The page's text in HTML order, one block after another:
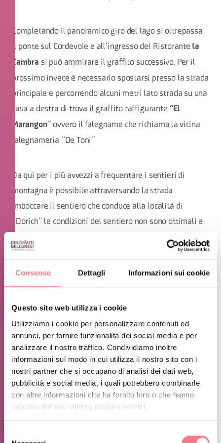
Consenso Dettagli Informazioni sui cookie
Questo sito web utilizza i cookie
Utilizziamo i cookie per personalizzare contenuti ed
annunci, per fornire funzionalità dei social media e per
analizzare il nostro traffico. Condividiamo inoltre
informazioni sul modo in cui utilizza il nostro sito con i
nostri partner che si occupano di analisi dei dati web,
pubblicità e social media, i quali potrebbero combinarle
con altre informazioni che ha fornito loro o che hanno
raccolto dal suo utilizzo dei loro servizi.
Completando il panoramico giro del lago si oltrepassa
il ponte sul Cordevole e all’ingresso del Ristorante la
Cambra si può ammirare il graffito successivo. Per il
prossimo invece è necessario spostarsi presso la strada
principale e percorrendo alcuni metri lato strada su una
casa a destra di trova il graffito raffigurante“El
Marangon” ovvero il falegname che richiama la vicina
falegnameria “De Toni”
Da qui per i più avvezzi a frequentare i sentieri di
montagna è possibile attraversando la strada
imboccare il sentiero che conduce alla località di
“Dorich” le condizioni del sentiero non sono ottimali e
Municipio di Alleghe.
la panoramica frazione di Cordella e da questa, lungo la
strada asfaltata fino alla località Ciodare” Chi invece
avesse proseguito per il municipio potrà salire a
Cordella raggiungendo dapprima Casaril e imboccando
il breve ma ripido sentiero che sale a Cordella e quindi
ammirando il panorama raggiungere “Le Ciodare” .
Imboccando in discesa Via De Gasperi sulla parete di
una casa sulla sinistra al lato Ovest campeggia un
leggenda dolomitica, quella di